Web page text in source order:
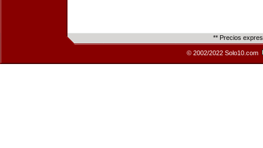
** Precios
© 2002/2022 Solo10.com